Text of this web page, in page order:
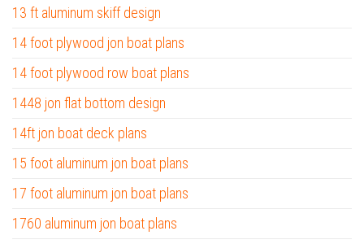
13 ft aluminum skiff design
14 foot plywood jon boat plans
14 foot plywood row boat plans
1448 jon flat bottom design
14ft jon boat deck plans
15 foot aluminum jon boat plans
17 foot aluminum jon boat plans
1760 aluminum jon boat plans